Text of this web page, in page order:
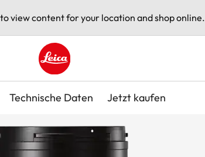
view content for your location and shop online.
Leica logo - Home
Technische Daten Jetzt kaufen